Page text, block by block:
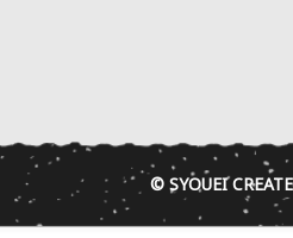
© SYOUEI